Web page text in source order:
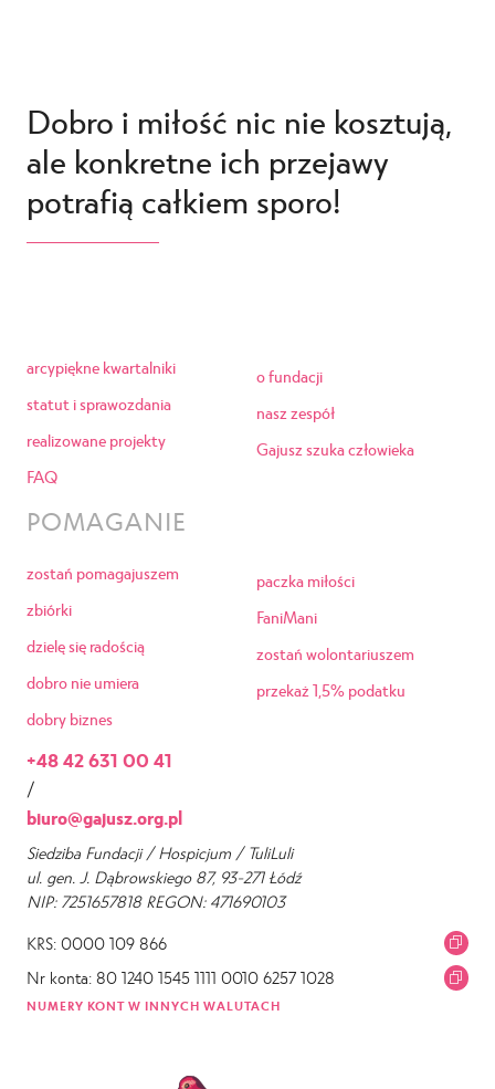
Dobro i miłość nic nie kosztują,
ale konkretne ich przejawy
potrafią całkiem sporo!
arcypiękne kwartalniki
statut i sprawozdania
realizowane projekty
FAQ
o fundacji
nasz zespół
Gajusz szuka człowieka
POMAGANIE
zostań pomagajuszem
zbiórki
dzielę się radością
dobro nie umiera
dobry biznes
paczka miłości
FaniMani
zostań wolontariuszem
przekaż 1,5% podatku
+48 42 631 00 41
/
biuro@gajusz.org.pl
Siedziba Fundacji / Hospicjum / TuliLuli
ul. gen. J. Dąbrowskiego 87, 93-271 Łódź
NIP: 7251657818 REGON: 471690103
KRS: 0000 109 866
Nr konta: 80 1240 1545 1111 0010 6257 1028
NUMERY KONT W INNYCH WALUTACH